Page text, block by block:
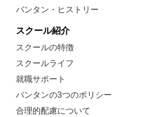
バンタン・ヒストリー
スクール紹介
スクールの特徴
スクールライフ
就職サポート
バンタンの3つのポリシー
合理的配慮について